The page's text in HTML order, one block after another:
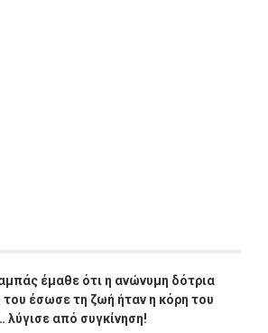
έμαθε ότι η ανώνυμη δότρια
έσωσε τη ζωή ήταν η κόρη του
λύγισε από συγκίνηση!